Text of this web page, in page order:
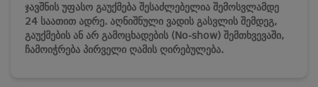
ჯავშნის უფასო გაუქმება შესაძლებელია შემოსვლამდე
24 საათით ადრე. აღნიშნული ვადის გასვლის შემდეგ,
გაუქმების ან არ გამოცხადების (No-show) შემთხვევაში,
ჩამოიჭრება პირველი ღამის ღირებულება.